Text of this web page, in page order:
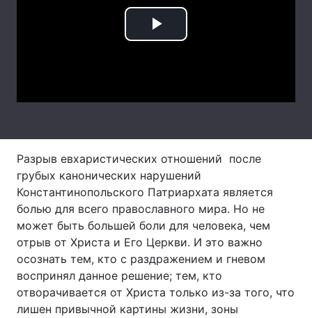
Тема оформлення
Play
Разрыв евхаристических отношений после
грубых канонических нарушений
Константинопольского Патриархата является
болью для всего православного мира. Но не
может быть большей боли для человека, чем
отрыв от Христа и Его Церкви. И это важно
осознать тем, кто с раздражением и гневом
воспринял данное решение; тем, кто
отворачивается от Христа только из-за того, что
лишен привычной картины жизни, зоны